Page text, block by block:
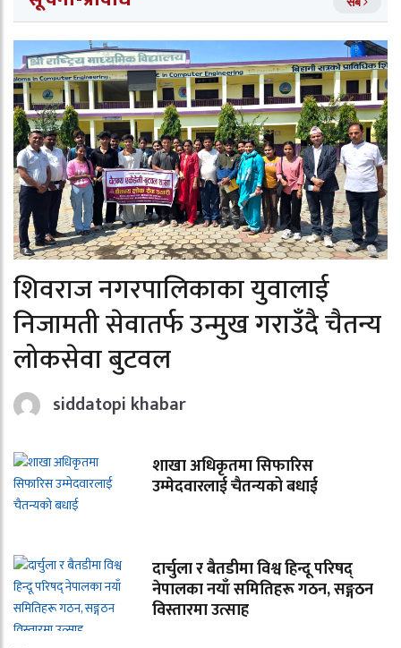
शिवराज नगरपालिकाका युवालाई
निजामती सेवातर्फ उन्मुख गराउँदै चैतन्य
लोकसेवा बुटवल
siddatopi khabar
शाखा अधिकृतमा सिफारिस
उम्मेदवारलाई चैतन्यको बधाई
दार्चुला र बैतडीमा विश्व हिन्दू परिषद्
नेपालका नयाँ समितिहरू गठन, सङ्गठन
विस्तारमा उत्साह